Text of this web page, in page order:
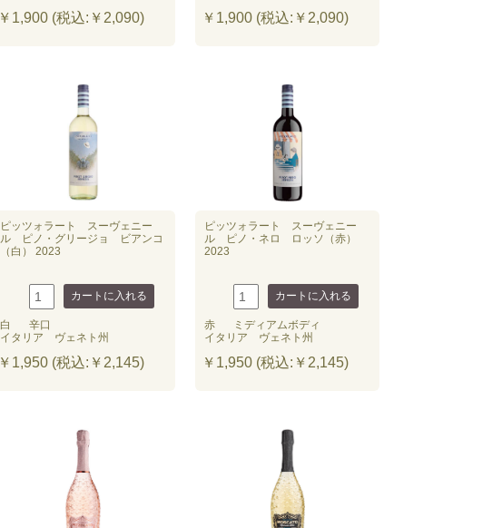
￥1,900 (税込:￥2,090) ￥1,900 (税込:￥2,090)
ピッツォラート スーヴェニー
ル ピノ・グリージョ ビアンコ
（白） 2023
白
辛口
イタリア ヴェネト州
￥1,950 (税込:￥2,145)
ピッツォラート スーヴェニー
ル ピノ・ネロ ロッソ（赤）
2023
赤
ミディアムボディ
イタリア ヴェネト州
￥1,950 (税込:￥2,145)